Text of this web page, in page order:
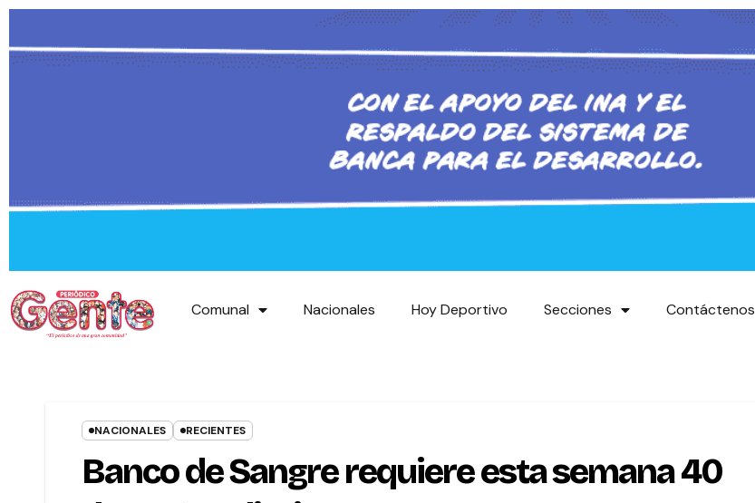
Comunal Nacionales Hoy Deportivo Secciones Contáctenos
NACIONALES RECIENTES
Banco de Sangre requiere esta semana 40